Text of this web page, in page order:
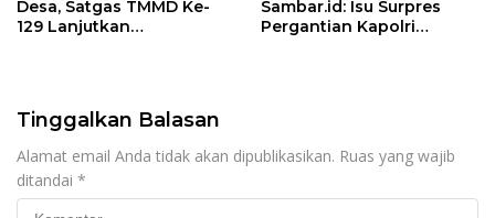
Desa, Satgas TMMD Ke-
129 Lanjutkan
Sambar.id: Isu Surpres
Pergantian Kapolri
Tinggalkan Balasan
Alamat email Anda tidak akan dipublikasikan. Ruas yang wajib
ditandai *